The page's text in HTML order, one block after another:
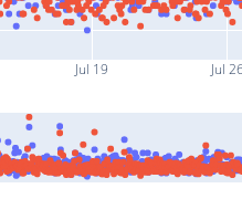
Jul 19 Jul